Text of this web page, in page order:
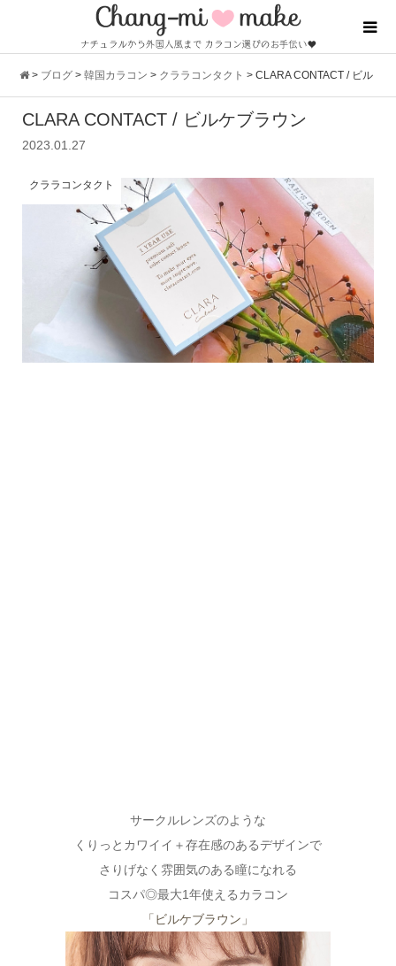
> ブログ >韓国カラコン > クララコンタクト >CLARA CONTACT / ビル
ケブラウン
CLARA CONTACT / ビルケブラウン
2023.01.27
クララコンタクト
サークルレンズのような
くりっとカワイイ＋存在感のあるデザインで
さりげなく雰囲気のある瞳になれる
コスパ◎最大1年使えるカラコン
「ビルケブラウン」